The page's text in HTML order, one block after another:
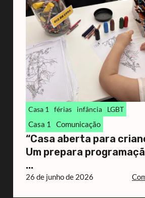
Casa 1 férias infância LGBT
Casa 1 Comunicação
“Casa aberta para
Um prepara
...
26 de junho de 2026